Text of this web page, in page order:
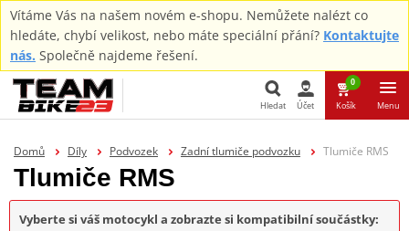
Vítáme Vás na našem novém e-shopu. Nemůžete nalézt co
hledáte, chybí velikost, nebo máte speciální přání? Kontaktujte
nás. Společně najdeme řešení.
Hledat
Hledat Účet
0
Košík Menu
Domů Díly Podvozek Zadní tlumiče podvozku Tlumiče RMS
Tlumiče RMS
Vyberte si váš motocykl a zobrazte si kompatibilní součástky: